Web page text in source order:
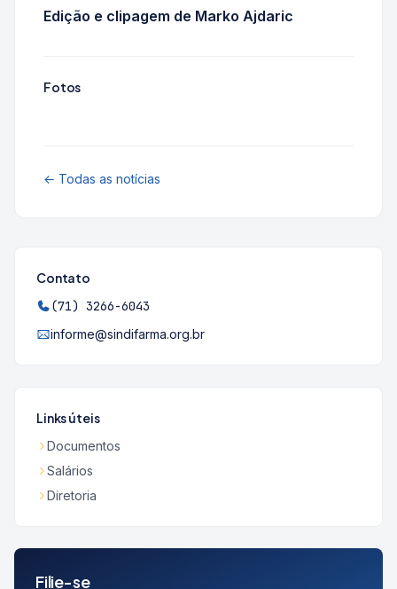
Edição e clipagem de Marko Ajdaric
Fotos
← Todas as notícias
Contato
(71) 3266-6043
informe@sindifarma.org.br
Links úteis
Documentos
Salários
Diretoria
Filie-se